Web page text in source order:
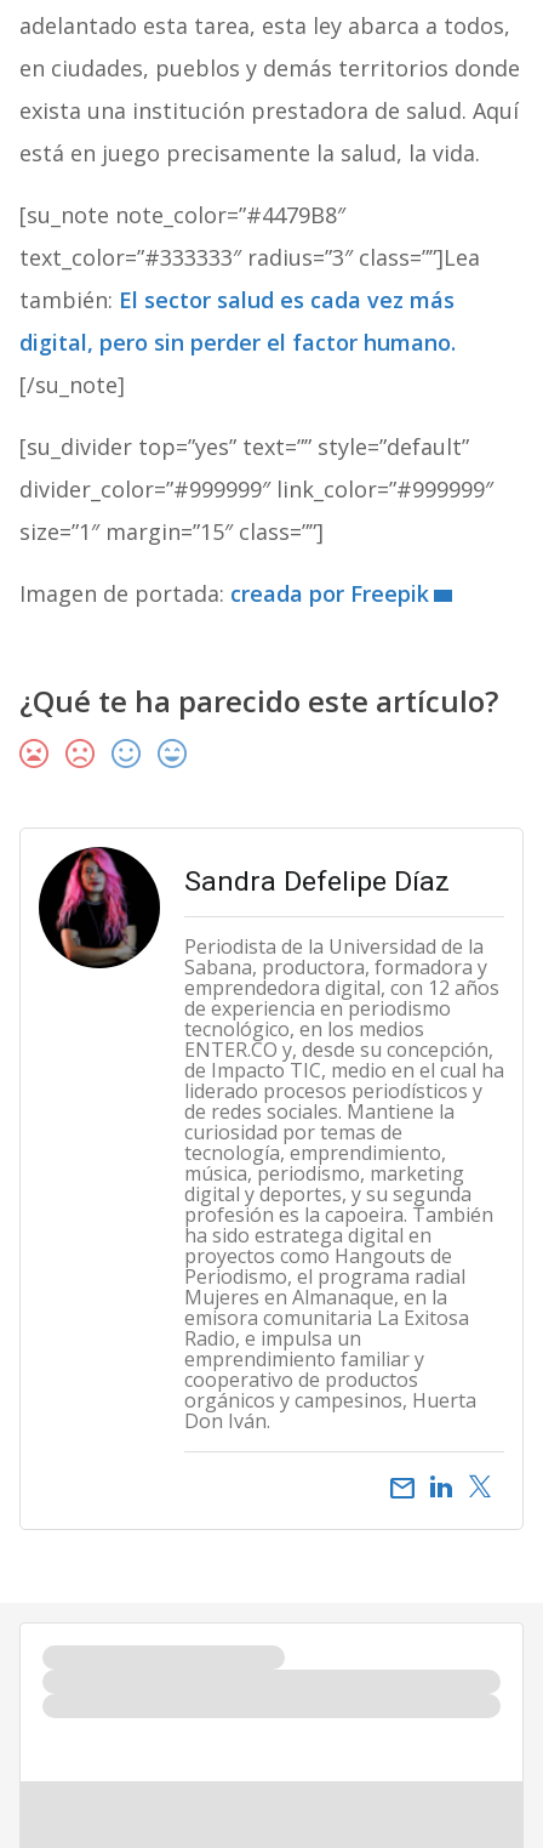
adelantado esta tarea, esta ley abarca a todos,
en ciudades, pueblos y demás territorios donde
exista una institución prestadora de salud. Aquí
está en juego precisamente la salud, la vida.
[su_note note_color=”#4479B8″
text_color=”#333333″ radius=”3″ class=””]Lea
también: El sector salud es cada vez más
digital, pero sin perder el factor humano.
[/su_note]
[su_divider top=”yes” text=”” style=”default”
divider_color=”#999999″ link_color=”#999999″
size=”1″ margin=”15″ class=””]
Imagen de portada: creada por Freepik
¿Qué te ha parecido este artículo?
Sandra Defelipe Díaz
Periodista de la Universidad de la
Sabana, productora, formadora y
emprendedora digital, con 12 años
de experiencia en periodismo
tecnológico, en los medios
ENTER.CO y, desde su concepción,
de Impacto TIC, medio en el cual ha
liderado procesos periodísticos y
de redes sociales. Mantiene la
curiosidad por temas de
tecnología, emprendimiento,
música, periodismo, marketing
digital y deportes, y su segunda
profesión es la capoeira. También
ha sido estratega digital en
proyectos como Hangouts de
Periodismo, el programa radial
Mujeres en Almanaque, en la
emisora comunitaria La Exitosa
Radio, e impulsa un
emprendimiento familiar y
cooperativo de productos
orgánicos y campesinos, Huerta
Don Iván.
email